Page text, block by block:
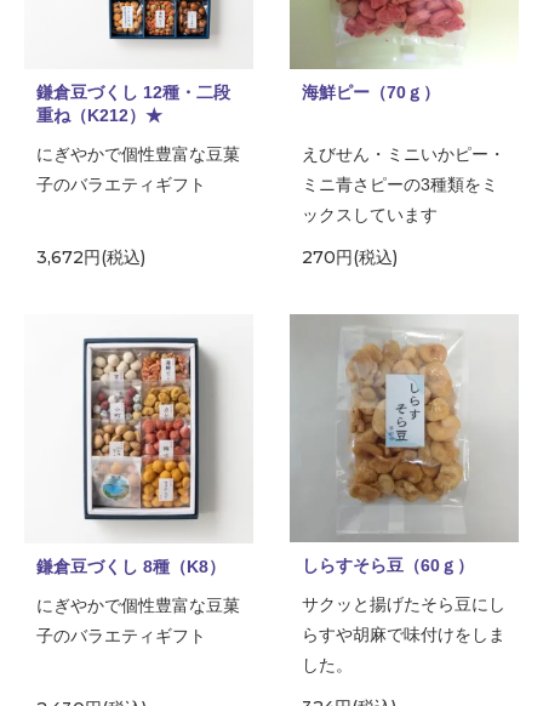
鎌倉豆づくし 12種・二段
重ね（K212）★
にぎやかで個性豊富な豆菓
子のバラエティギフト
3,672円(税込)
海鮮ピー（70ｇ）
えびせん・ミニいかピー・
ミニ青さピーの3種類をミ
ックスしています
270円(税込)
鎌倉豆づくし 8種（K8）
にぎやかで個性豊富な豆菓
子のバラエティギフト
しらすそら豆（60ｇ）
サクッと揚げたそら豆にし
らすや胡麻で味付けをしま
した。